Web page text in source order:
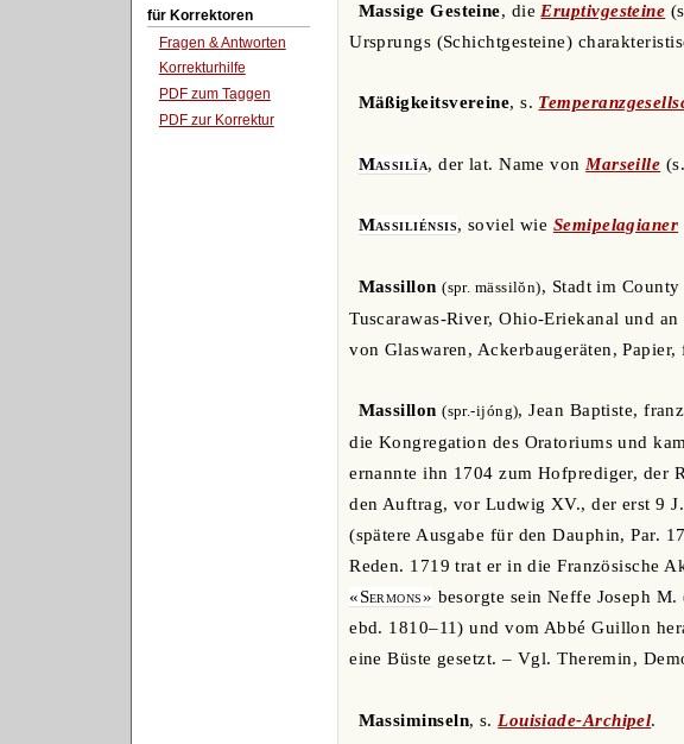
für Korrektoren
Fragen & Antworten
Korrekturhilfe
PDF zum Taggen
PDF zur Korrektur
Massige Gesteine, die Eruptivgesteine
Ursprungs (Schichtgesteine)
Mäßigkeitsvereine, s.
Massilĭa, der lat. Name von Marseille
Massiliénsis, soviel wie Semipelagianer
Massillon (spr. mässilŏn), Stadt im
Tuscarawas-River, Ohio-Eriekanal und
von Glaswaren, Ackerbaugeräten,
Massillon (spr.-ijóng), Jean Baptiste,
die Kongregation des Oratoriums und
ernannte ihn 1704 zum Hofprediger, der
den Auftrag, vor Ludwig XV., der erst 9
(spätere Ausgabe für den Dauphin, Par.
Reden. 1719 trat er in die Französische
«Sermons» besorgte sein Neffe Joseph
ebd. 1810–11) und vom Abbé Guillon
eine Büste gesetzt. – Vgl. Theremin,
Massiminseln, s. Louisiade-Archipel.